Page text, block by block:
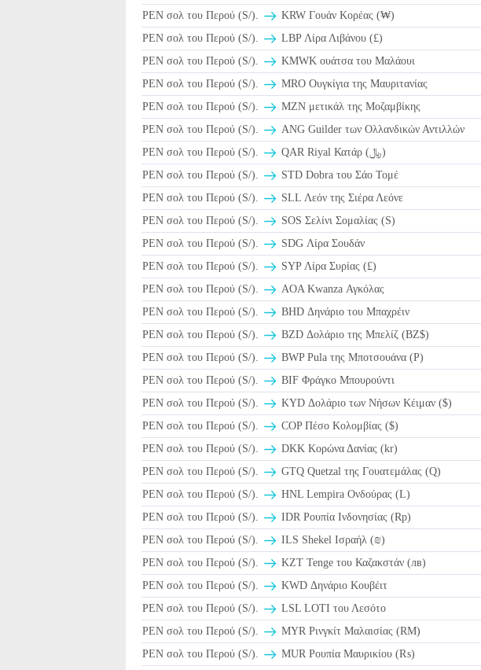
PEN σολ του Περού (S/).
KRW Γουάν Κορέας (₩)
PEN σολ του Περού (S/).
LBP Λίρα Λιβάνου (£)
PEN σολ του Περού (S/).
ΚMWK ουάτσα του Μαλάουι
PEN σολ του Περού (S/).
MRO Ουγκίγια της Μαυριτανίας
PEN σολ του Περού (S/).
MZN μετικάλ της Μοζαμβίκης
PEN σολ του Περού (S/).
ANG Guilder των Ολλανδικών Αντιλλών
PEN σολ του Περού (S/).
QAR Riyal Κατάρ (﷼)
PEN σολ του Περού (S/).
STD Dobra του Σάο Τομέ
PEN σολ του Περού (S/).
SLL Λεόν της Σιέρα Λεόνε
PEN σολ του Περού (S/).
SOS Σελίνι Σομαλίας (S)
PEN σολ του Περού (S/).
SDG Λίρα Σουδάν
PEN σολ του Περού (S/).
SYP Λίρα Συρίας (£)
PEN σολ του Περού (S/).
AOA Kwanza Αγκόλας
PEN σολ του Περού (S/).
BHD Δηνάριο του Μπαχρέιν
PEN σολ του Περού (S/).
BZD Δολάριο της Μπελίζ (BZ$)
PEN σολ του Περού (S/).
BWP Pula της Μποτσουάνα (P)
PEN σολ του Περού (S/).
BIF Φράγκο Μπουρούντι
PEN σολ του Περού (S/).
KYD Δολάριο των Νήσων Κέιμαν ($)
PEN σολ του Περού (S/).
COP Πέσο Κολομβίας ($)
PEN σολ του Περού (S/).
DKK Κορώνα Δανίας (kr)
PEN σολ του Περού (S/).
GTQ Quetzal της Γουατεμάλας (Q)
PEN σολ του Περού (S/).
HNL Lempira Ονδούρας (L)
PEN σολ του Περού (S/).
IDR Ρουπία Ινδονησίας (Rp)
PEN σολ του Περού (S/).
ILS Shekel Ισραήλ (₪)
PEN σολ του Περού (S/).
KZT Tenge του Καζακστάν (лв)
PEN σολ του Περού (S/).
KWD Δηνάριο Κουβέιτ
PEN σολ του Περού (S/).
LSL LOTI του Λεσότο
PEN σολ του Περού (S/).
MYR Ρινγκίτ Μαλαισίας (RM)
PEN σολ του Περού (S/).
MUR Ρουπία Μαυρικίου (₨)